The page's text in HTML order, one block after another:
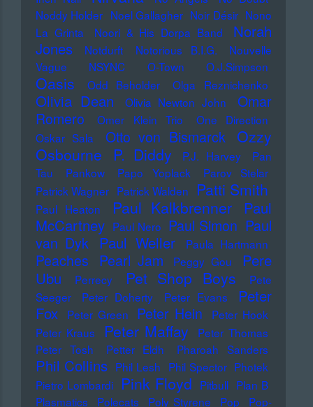
Noddy Holder Noel Gallagher Noir Désir Nono
La Grinta
Noori & His Dorpa Band
Norah
Jones
Notdurft Notorious B.I.G.
Nouvelle
Vague
NSYNC O-Town O.J.Simpson
Oasis Odd Beholder Olga Reznichenko
Olivia Dean Olivia Newton John
Omar
Romero
Omer Klein Trio
One Direction
Oskar Sala
Otto von Bismarck Ozzy
Osbourne
P. Diddy P.J. Harvey
Pan
Tau
Pankow Papo Yoplack
Parov Stelar
Patrick Wagner Patrick Walden Patti Smith
Paul Heaton Paul Kalkbrenner
Paul
McCartney Paul Nero Paul Simon Paul
van Dyk Paul Weller Paula Hartmann
Peaches Pearl Jam Peggy Gou
Pere
Ubu
Perrecy Pet Shop Boys
Pete
Seeger
Peter Doherty Peter Evans
Peter
Fox
Peter Green Peter Hein
Peter Hook
Peter Kraus
Peter Maffay
Peter Thomas
Peter Tosh
Petter Eldh Pharoah Sanders
Phil Collins Phil Lesh Phil Spector Photek
Pietro Lombardi
Pink Floyd Pitbull Plan B
Plasmatics
Polecats Poly Styrene Pop
Pop-